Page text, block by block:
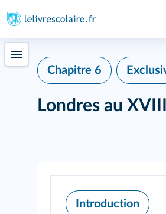
Chapitre 6
Londres au XVIII
Introduction